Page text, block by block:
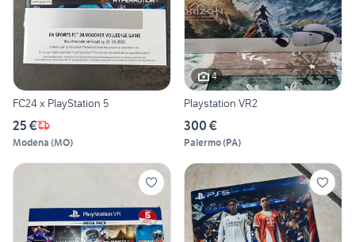
FC24 x PlayStation 5
25 €
Modena (MO)
4
Playstation VR2
300 €
Palermo(PA)